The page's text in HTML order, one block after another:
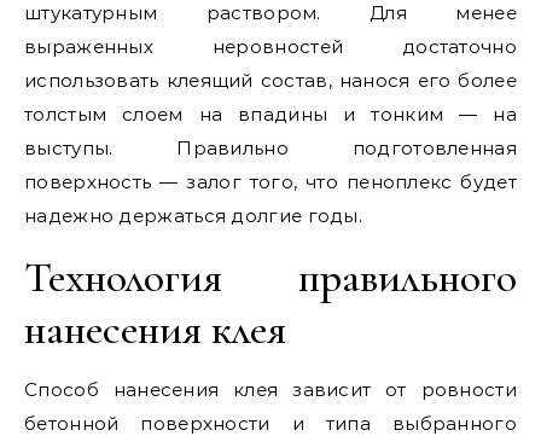
штукатурным раствором. Для менее
выраженных неровностей достаточно
использовать клеящий состав, нанося его более
толстым слоем на впадины и тонким — на
выступы. Правильно подготовленная
поверхность — залог того, что пеноплекс будет
надежно держаться долгие годы.
Технология правильного
нанесения клея
Способ нанесения клея зависит от ровности
бетонной поверхности и типа выбранного